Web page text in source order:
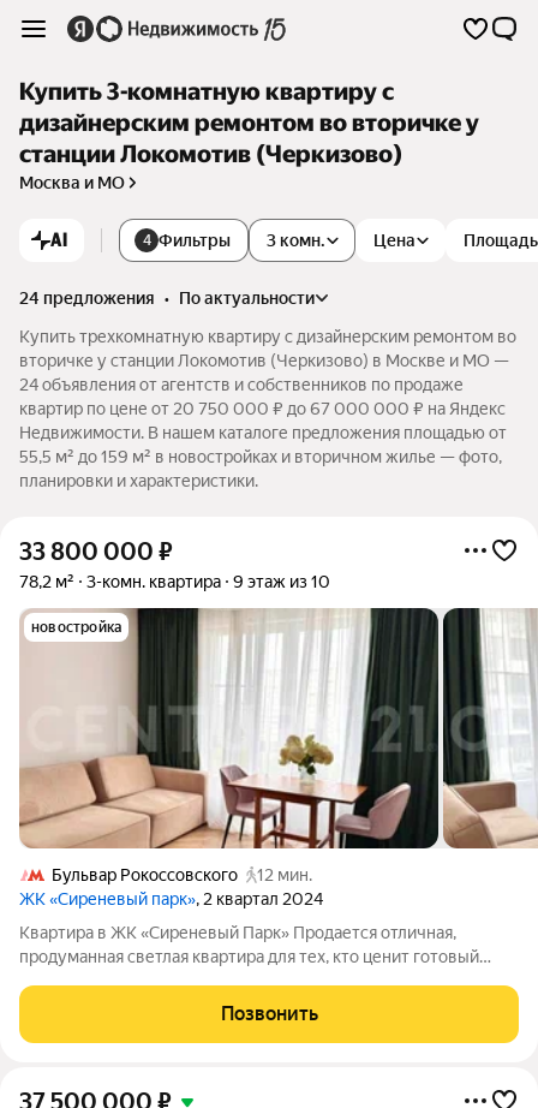
Купить 3-комнатную квартиру с
дизайнерским ремонтом во вторичке у
станции Локомотив (Черкизово)
Москва и МО
AI 4 Фильтры 3 комн. Цена Площадь
24 предложения •
по актуальности
Купить трехкомнатную квартиру с дизайнерским ремонтом во
вторичке у станции Локомотив (Черкизово) в Москве и МО —
24 объявления от агентств и собственников по продаже
квартир по цене от 20 750 000 ₽ до 67 000 000 ₽ на Яндекс
Недвижимости. В нашем каталоге предложения площадью от
55,5 м² до 159 м² в новостройках и вторичном жилье — фото,
планировки и характеристики.
33 800 000 ₽
78,2 м² 3-комн. квартира 9 этаж из 10
новостройка
Бульвар Рокоссовского
12 мин.
ЖК «Сиреневый парк», 2 квартал 2024
Квартира в ЖК «Сиреневый Парк» Продается отличная,
продуманная светлая квартира для тех, кто ценит готовый
заезду: выполнен дизайнерский ремонт с использованием
качественных материалов.
Позвонить
37 500 000 ₽